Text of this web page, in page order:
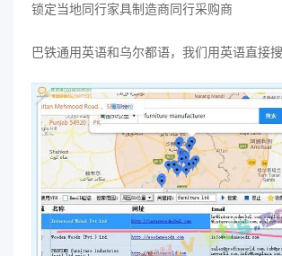
锁定当地同行家具制造商同行采购商
巴铁通用英语和乌尔都语，我们用英语直接